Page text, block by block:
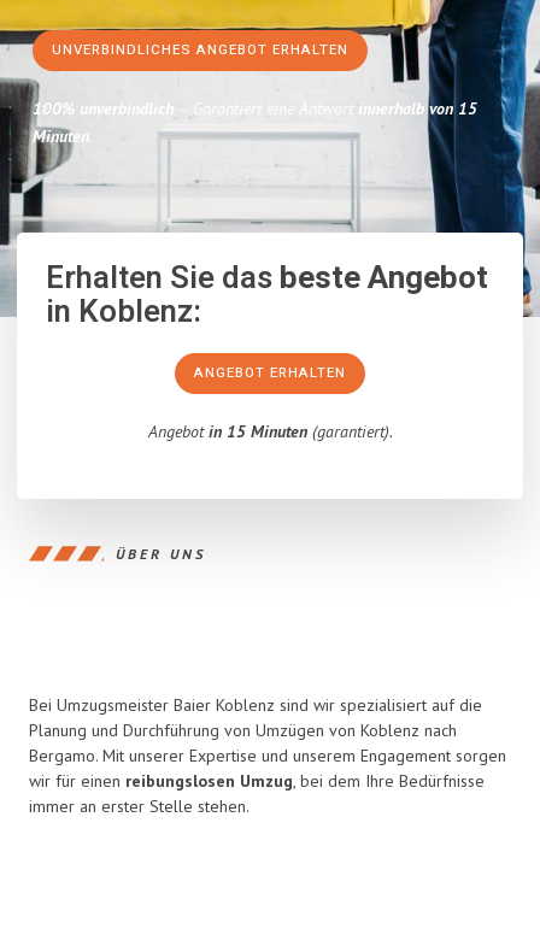
UNVERBINDLICHES ANGEBOT ERHALTEN
100% unverbindlich – Garantiert eine Antwort innerhalb von 15
Minuten.
Erhalten Sie dasbeste Angebot
in Koblenz:
ANGEBOT ERHALTEN
Angebotin 15 Minuten(garantiert).
ÜBER UNS
Bei Umzugsmeister Baier Koblenz sind wir spezialisiert auf die
Planung und Durchführung von Umzügen von Koblenz nach
Bergamo. Mit unserer Expertise und unserem Engagement sorgen
wir für einen reibungslosen Umzug, bei dem Ihre Bedürfnisse
immer an erster Stelle stehen.